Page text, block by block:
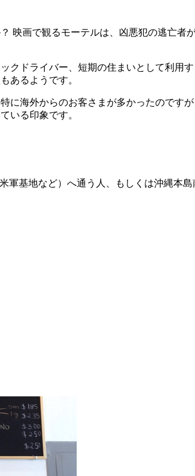
映画で観るモーテルは、凶悪犯の逃亡者
クドライバー、短期の住まいとして利用
あるようです。
に海外からのお客さまが多かったのです
いる印象です。
基地など）へ通う人、もしくは沖縄本